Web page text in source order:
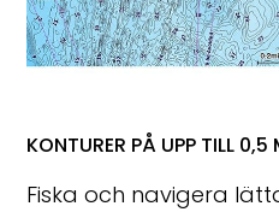
KONTURER PÅ UPP TILL 0,5
Fiska och navigera